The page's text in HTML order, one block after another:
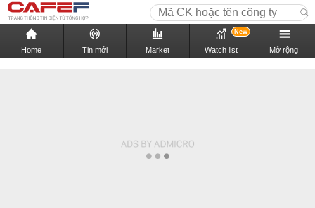
Home Tin mới Market Watch list
New
Mở rộng